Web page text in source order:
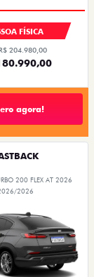
FÍSICA
204.980,00
agora!
200 FLEX AT 2026
2026